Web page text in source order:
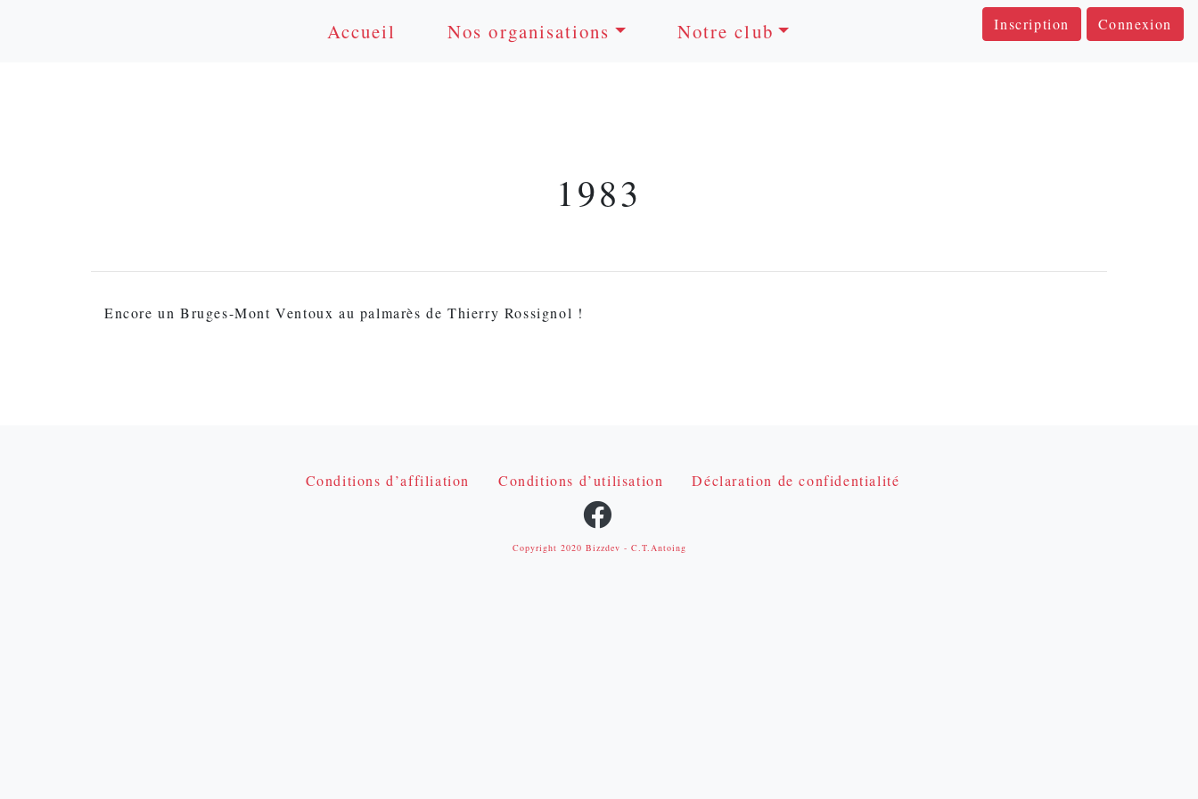
Accueil Nos organisations Notre club Inscription Connexion
1983
Encore un Bruges-Mont Ventoux au palmarès de Thierry Rossignol !
Conditions d’affiliation Conditions d’utilisation Déclaration de confidentialité
Copyright 2020 Bizzdev - C.T.Antoing